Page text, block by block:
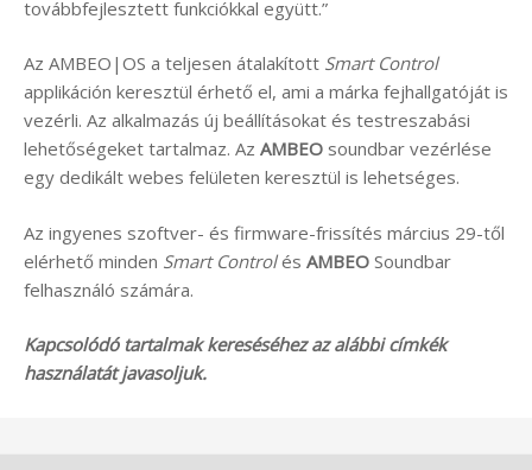
továbbfejlesztett funkciókkal együtt.”
Az AMBEO|OS a teljesen átalakított Smart Control
applikáción keresztül érhető el, ami a márka fejhallgatóját is
vezérli. Az alkalmazás új beállításokat és testreszabási
lehetőségeket tartalmaz. Az AMBEO soundbar vezérlése
egy dedikált webes felületen keresztül is lehetséges.
Az ingyenes szoftver- és firmware-frissítés március 29-től
elérhető minden Smart Controlés AMBEO Soundbar
felhasználó számára.
Kapcsolódó tartalmak kereséséhez az alábbi címkék
használatát javasoljuk.